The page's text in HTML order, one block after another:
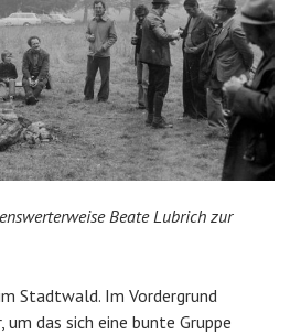
Beate Lubrich zur
Stadtwald. Im Vordergrund
das sich eine bunte Gruppe